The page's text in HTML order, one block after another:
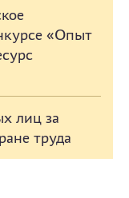
«Опыт
лиц за
труда